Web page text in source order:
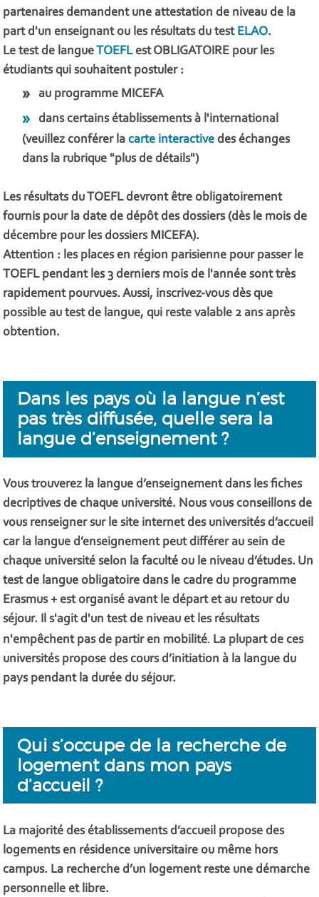
partenaires demandent une attestation de niveau de la
part d'un enseignant ou les résultats du test ELAO.
Le test de langueTOEFLest OBLIGATOIRE pour les
étudiants qui souhaitent postuler :
au programme MICEFA
dans certains établissements à l'international
(veuillez conférer lacarte interactive des échanges
dans la rubrique "plus de détails")
Les résultats du TOEFL devront être obligatoirement
fournis pour la date de dépôt des dossiers (dès le mois de
décembre pour les dossiers MICEFA).
Attention : les places en région parisienne pour passer le
TOEFL pendant les 3 derniers mois de l'année sont très
rapidement pourvues. Aussi, inscrivez-vous dès que
possible au test de langue, qui reste valable 2 ans après
obtention.
Dans les pays où la langue n’est
pas très diffusée, quelle sera la
langue d’enseignement ?
Vous trouverez la langue d’enseignement dans lesfiches
decriptivesde chaque université. Nous vous conseillons de
vous renseigner sur le site internet des universités d’accueil
car la langue d’enseignement peut différer au sein de
chaque université selon la faculté ou le niveau d’études. Un
test de langue obligatoire dans le cadre du programme
Erasmus + est organisé avant le départ et au retour du
séjour. Il s'agit d'un test de niveau et les résultats
n'empêchent pas de partir en mobilité. La plupart de ces
universités propose des cours d’initiation à la langue du
pays pendant la durée du séjour.
Qui s’occupe de la recherche de
logement dans mon pays
d’accueil ?
La majorité des établissements d’accueil propose des
logements en résidence universitaire ou même hors
campus. La recherche d’un logement reste une démarche
personnelle et libre.